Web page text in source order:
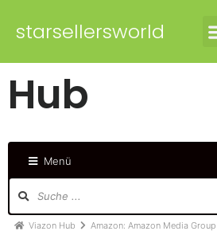
starsellersworld
Hub
Menü
Viazon Hub Amazon: Amazon Media